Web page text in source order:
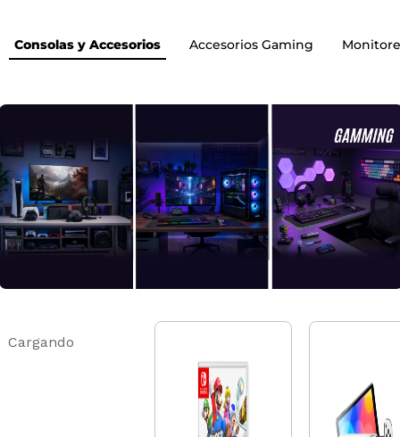
Consolas y Accesorios Accesorios Gaming
Cargando